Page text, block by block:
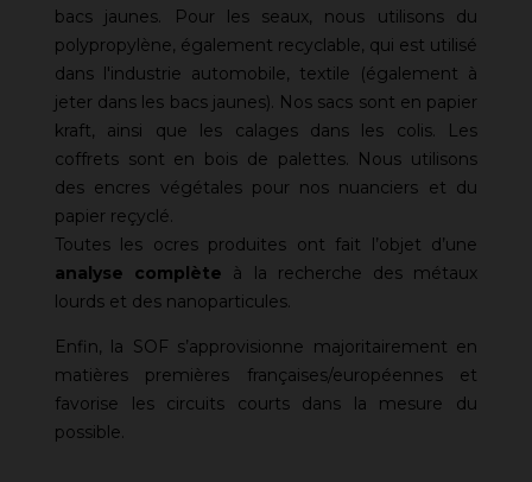
bacs jaunes. Pour les seaux, nous utilisons du
polypropylène, également recyclable, qui est utilisé
dans l'industrie automobile, textile (également à
jeter dans les bacs jaunes). Nos sacs sont en papier
kraft, ainsi que les calages dans les colis. Les
coffrets sont en bois de palettes. Nous utilisons
des encres végétales pour nos nuanciers et du
papier reçyclé.
Toutes les ocres produites ont fait l’objet d’une
analyse complète à la recherche des métaux
lourds et des nanoparticules.
Enfin, la SOF s’approvisionne majoritairement en
matières premières françaises/européennes et
favorise les circuits courts dans la mesure du
possible.